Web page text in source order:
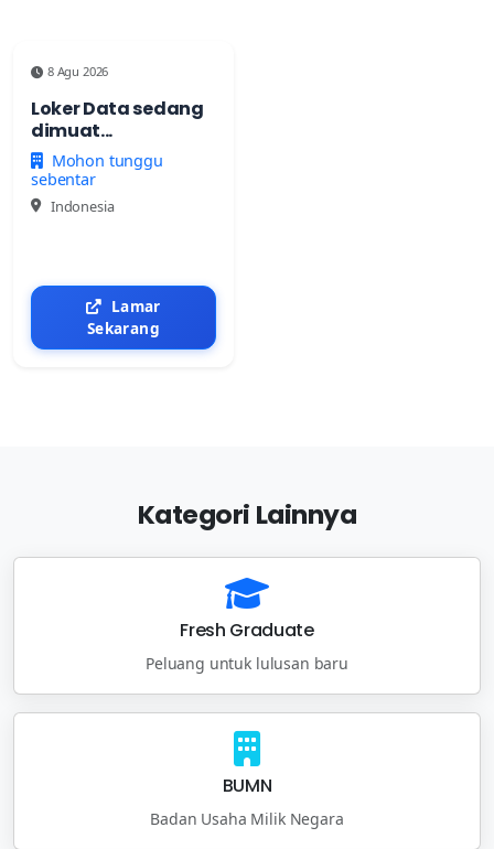
8 Agu 2026
Loker Data sedang
dimuat...
Mohon tunggu
sebentar
Indonesia
Lamar
Sekarang
Kategori Lainnya
Fresh Graduate
Peluang untuk lulusan baru
BUMN
Badan Usaha Milik Negara